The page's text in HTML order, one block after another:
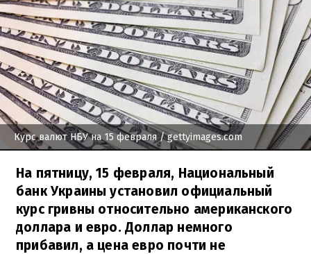
Курс валют НБУ на 15 февраля/ gettyimages.com
На пятницу, 15 февраля, Национальный
банк Украины установил официальный
курс гривны относительно американского
доллара и евро. Доллар немного
прибавил, а цена евро почти не